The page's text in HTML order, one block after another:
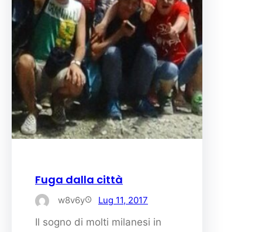
Fuga dalla città
w8v6y Lug 11, 2017
Il sogno di molti milanesi in